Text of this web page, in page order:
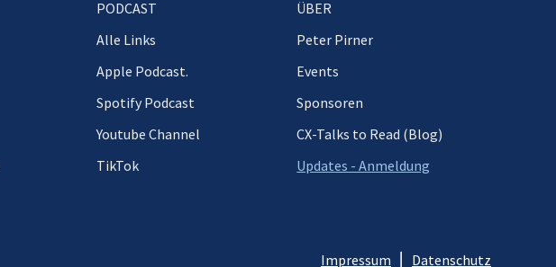
PODCAST
Alle Links
Apple Podcast.
Spotify Podcast
Youtube Channel
TikTok
ÜBER
Peter Pirner
Events
Sponsoren
CX-Talks to Read (Blog)
Updates - Anmeldung
Impressum Datenschutz